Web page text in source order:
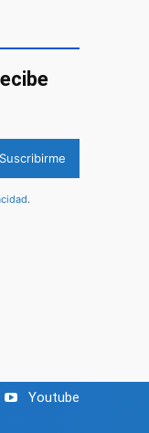
Suscribirme
.
Youtube